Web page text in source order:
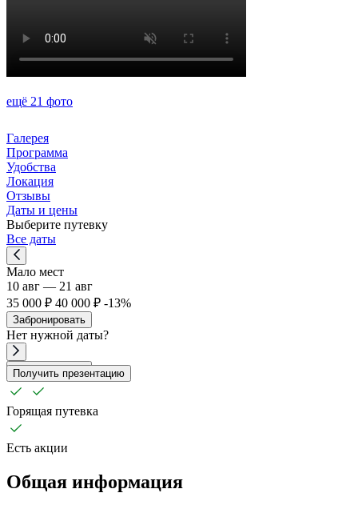
ещё 21 фото
Галерея
Программа
Удобства
Локация
Отзывы
Даты и цены
Выберите путевку
Все даты
Мало мест
10 авг — 21 авг
35 000 ₽ 40 000 ₽ -13%
Забронировать
Нет нужной даты?
Забронировать
Получить презентацию
Горящая путевка
Есть акции
Общая информация